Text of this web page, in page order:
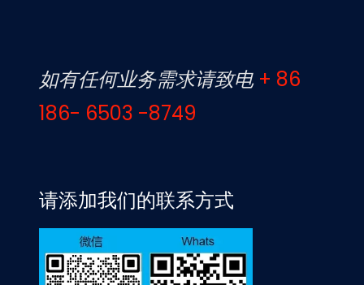
如有任何业务需求请致电 + 86
186- 6503 -8749
请添加我们的联系方式